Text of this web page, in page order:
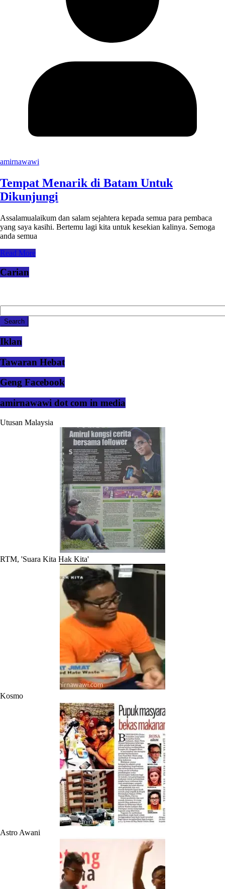
amirnawawi
Tempat Menarik di Batam Untuk
Dikunjungi
Assalamualaikum dan salam sejahtera kepada semua para pembaca
yang saya kasihi. Bertemu lagi kita untuk kesekian kalinya. Semoga
anda semua
Read More
Carian
Iklan
Tawaran Hebat
Geng Facebook
amirnawawi dot com in media
Utusan Malaysia
RTM, 'Suara Kita Hak Kita'
Kosmo
Astro Awani